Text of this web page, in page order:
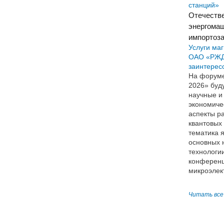
станций»
Услуги
ОАО
На
2026»
научные и
аспекты
тематика
основных
Читать